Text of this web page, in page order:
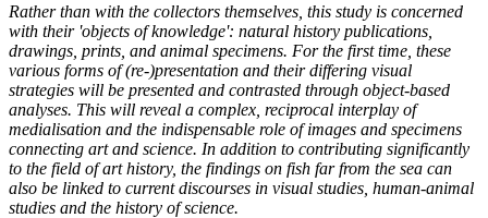
Rather than with the collectors themselves, this study is concerned
with their 'objects of knowledge': natural history publications,
drawings, prints, and animal specimens. For the first time, these
various forms of (re-)presentation and their differing visual
strategies will be presented and contrasted through object-based
analyses. This will reveal a complex, reciprocal interplay of
medialisation and the indispensable role of images and specimens
connecting art and science. In addition to contributing significantly
to the field of art history, the findings on fish far from the sea can
also be linked to current discourses in visual studies, human-animal
studies and the history of science.